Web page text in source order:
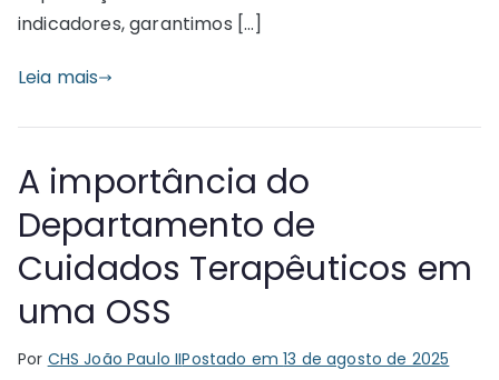
indicadores, garantimos […]
Leia mais
A importância do
Departamento de
Cuidados Terapêuticos em
uma OSS
Por CHS João Paulo IIPostado em13 de agosto de 2025